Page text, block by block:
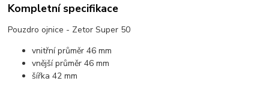
Kompletní specifikace
Pouzdro ojnice - Zetor Super 50
vnitřní průměr 46 mm
vnější průměr 46 mm
šířka 42 mm